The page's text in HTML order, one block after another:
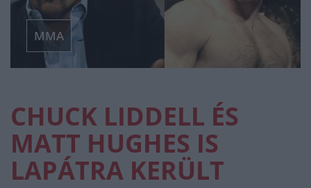
MMA
CHUCK LIDDELL ÉS
MATT HUGHES IS
LAPÁTRA KERÜLT